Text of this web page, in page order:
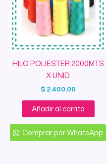
HILO POLIESTER 2000MTS
X UNID
$2.400,00
Añadir al carrito
Comprar por WhatsApp